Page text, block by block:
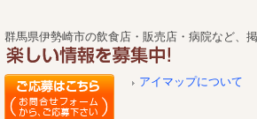
群馬県伊勢崎市の飲食店・販売店・病院など、
アイマップについて